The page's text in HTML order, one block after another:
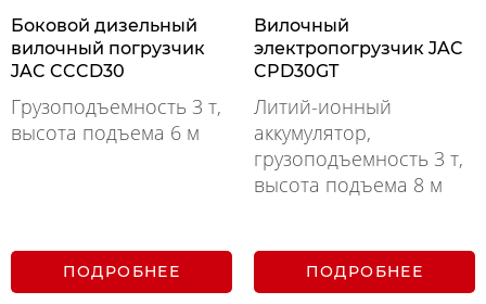
Боковой дизельный
вилочный погрузчик
JAC CCCD30
Грузоподъемность 3 т,
высота подъема 6 м
ПОДРОБНЕЕ
Вилочный
электропогрузчик JAC
CPD30GT
Литий-ионный
аккумулятор,
грузоподъемность 3 т,
высота подъема 8 м
ПОДРОБНЕЕ